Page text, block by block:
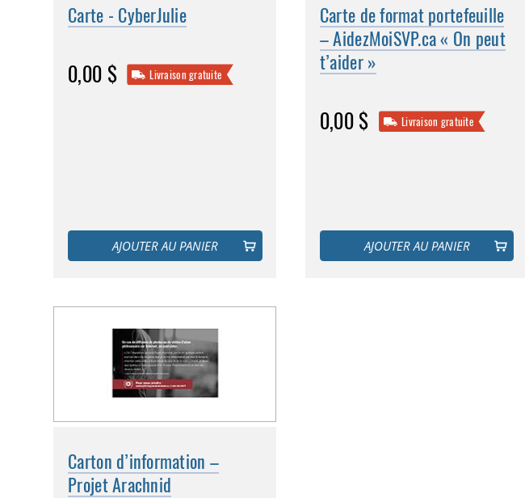
Carte - CyberJulie
0,00 $ Livraison gratuite
AJOUTER AU PANIER
Carte de format portefeuille
– AidezMoiSVP.ca « On peut
t’aider »
0,00 $ Livraison gratuite
AJOUTER AU PANIER
Carton d’information –
Projet Arachnid